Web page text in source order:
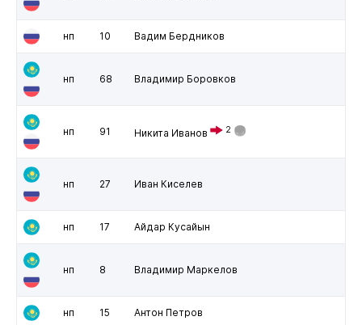
нп 10 Вадим Бердников
нп 68 Владимир Боровков
нп 91 Никита Иванов 2
нп 27 Иван Киселев
нп 17 Айдар Кусайын
нп 8 Владимир Маркелов
нп 15 Антон Петров